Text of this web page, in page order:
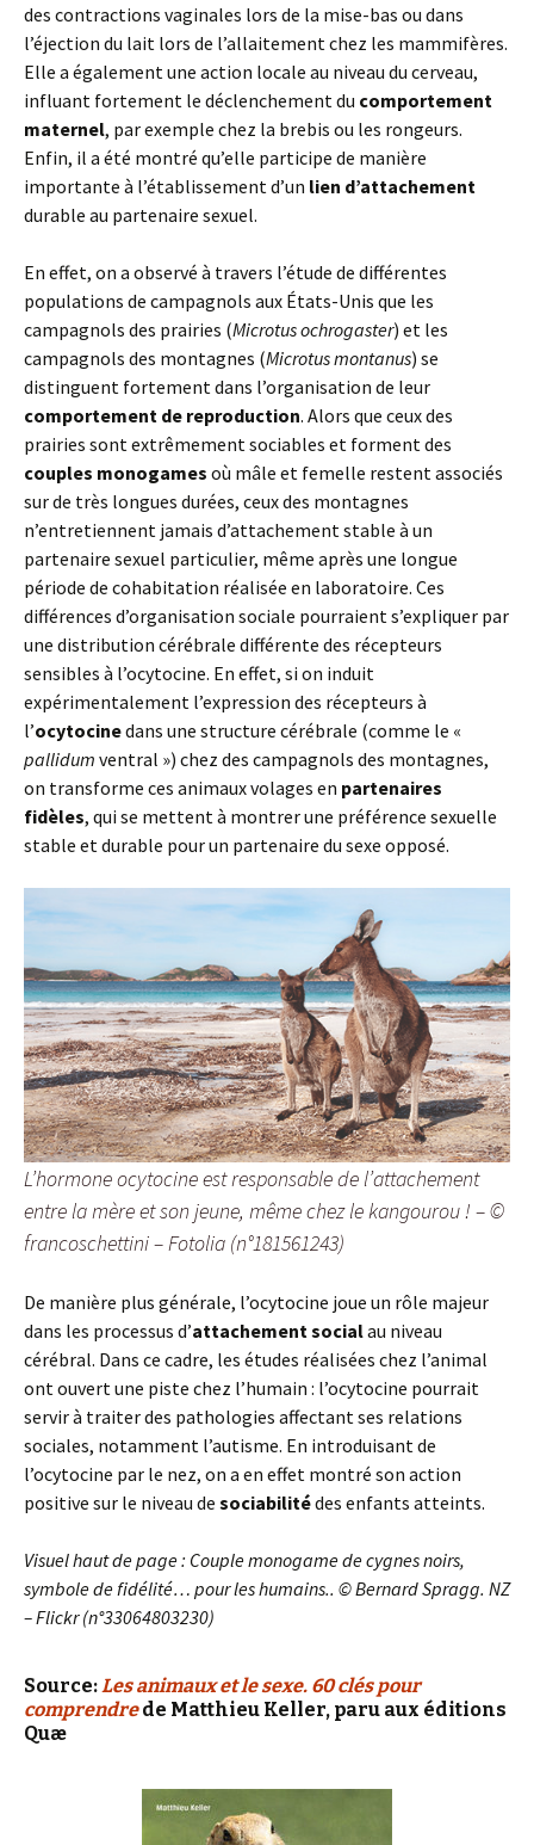
des contractions vaginales lors de la mise-bas ou dans
l’éjection du lait lors de l’allaitement chez les mammifères.
Elle a également une action locale au niveau du cerveau,
influant fortement le déclenchement du comportement
maternel, par exemple chez la brebis ou les rongeurs.
Enfin, il a été montré qu’elle participe de manière
importante à l’établissement d’un lien d’attachement
durable au partenaire sexuel.
En effet, on a observé à travers l’étude de différentes
populations de campagnols aux États-Unis que les
campagnols des prairies (Microtus ochrogaster) et les
campagnols des montagnes (Microtus montanus) se
distinguent fortement dans l’organisation de leur
comportement de reproduction. Alors que ceux des
prairies sont extrêmement sociables et forment des
couples monogames où mâle et femelle restent associés
sur de très longues durées, ceux des montagnes
n’entretiennent jamais d’attachement stable à un
partenaire sexuel particulier, même après une longue
période de cohabitation réalisée en laboratoire. Ces
différences d’organisation sociale pourraient s’expliquer par
une distribution cérébrale différente des récepteurs
sensibles à l’ocytocine. En effet, si on induit
expérimentalement l’expression des récepteurs à
l’ocytocinedans une structure cérébrale (comme le «
pallidum ventral ») chez des campagnols des montagnes,
on transforme ces animaux volages en partenaires
fidèles, qui se mettent à montrer une préférence sexuelle
stable et durable pour un partenaire du sexe opposé.
L’hormone ocytocine est responsable de l’attachement
entre la mère et son jeune, même chez le kangourou ! – ©
francoschettini – Fotolia (n°181561243)
De manière plus générale, l’ocytocine joue un rôle majeur
dans les processus d’attachement socialau niveau
cérébral. Dans ce cadre, les études réalisées chez l’animal
ont ouvert une piste chez l’humain : l’ocytocine pourrait
servir à traiter des pathologies affectant ses relations
sociales, notamment l’autisme. En introduisant de
l’ocytocine par le nez, on a en effet montré son action
positive sur le niveau de sociabilitédes enfants atteints.
Visuel haut de page : Couple monogame de cygnes noirs,
symbole de fidélité… pour les humains.. © Bernard Spragg. NZ
– Flickr (n°33064803230)
Source: Les animaux et le sexe. 60 clés pour
comprendrede Matthieu Keller, paru aux éditions
Quæ